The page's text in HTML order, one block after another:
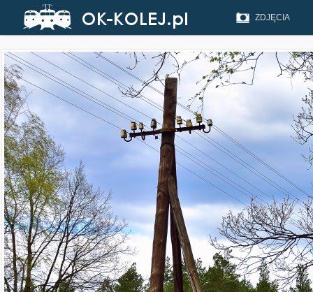
ZDJĘCIA